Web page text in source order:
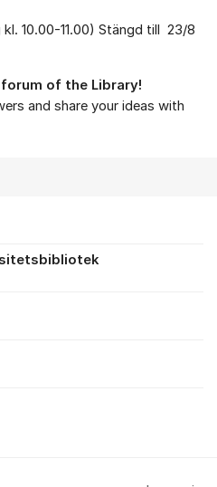
10.00-11.00) Stängd till 23/8
of the Library!
and share your ideas with